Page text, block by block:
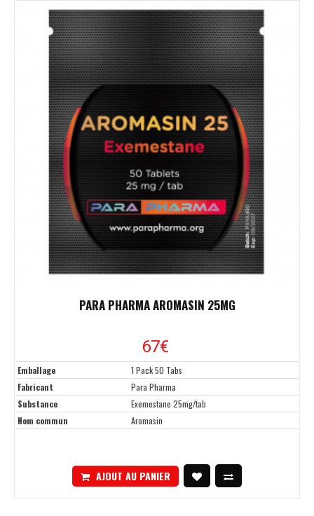
PARA PHARMA AROMASIN 25MG
67€
Emballage
1 Pack 50 Tabs
Fabricant
Para Pharma
Substance
Exemestane 25mg/tab
Nom commun
Aromasin
AJOUT AU PANIER